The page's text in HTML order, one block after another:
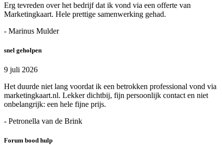
Erg tevreden over het bedrijf dat ik vond via een offerte van
Marketingkaart. Hele prettige samenwerking gehad.
- Marinus Mulder
snel geholpen
9 juli 2026
Het duurde niet lang voordat ik een betrokken professional vond via
marketingkaart.nl. Lekker dichtbij, fijn persoonlijk contact en niet
onbelangrijk: een hele fijne prijs.
- Petronella van de Brink
Forum bood hulp